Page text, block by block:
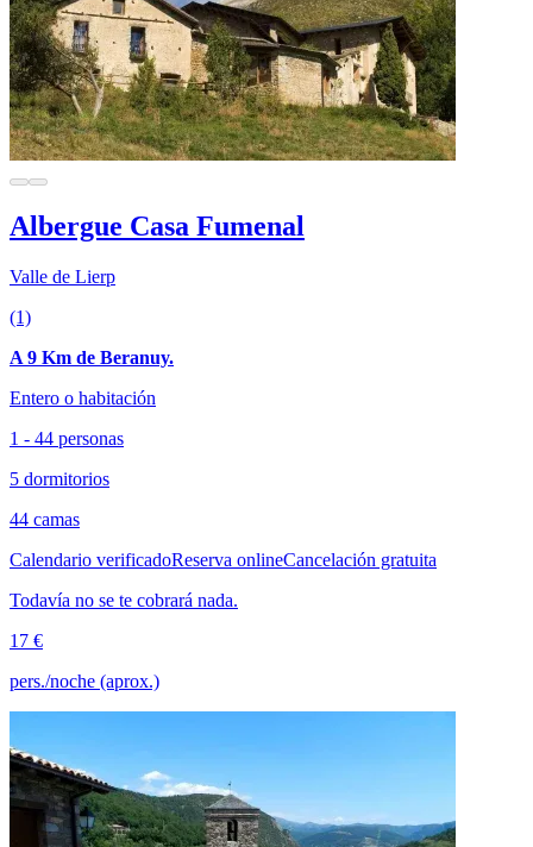
Albergue Casa Fumenal
Valle de Lierp
(1)
A 9 Km de Beranuy.
Entero o habitación
1 - 44 personas
5 dormitorios
44 camas
Calendario verificadoReserva onlineCancelación gratuita
Todavía no se te cobrará nada.
17 €
pers./noche (aprox.)